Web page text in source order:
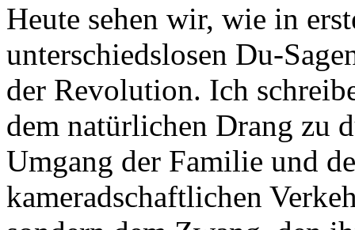
Heute sehen wir, wie in
unterschiedslosen Du-
der Revolution. Ich
dem natürlichen Drang zu
Umgang der Familie und
kameradschaftlichen